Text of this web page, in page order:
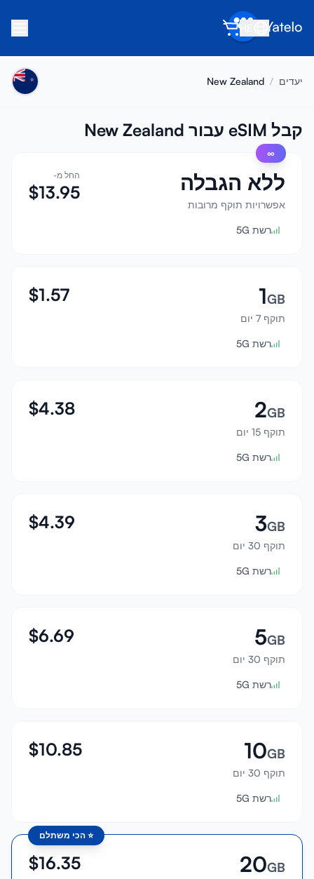
אודות
הרוויח
הפנה חבר
הפוך לשותף
מרכז עזרה
תאימות מכשירים
התחבר
יעדים /
New Zealand
קבל eSIM עבור New Zealand
∞
ללא הגבלה
אפשרויות תוקף מרובות
החל מ-
$13.95
רשת 5G
1GB
תוקף 7 יום
$1.57
רשת 5G
2GB
תוקף 15 יום
$4.38
רשת 5G
3GB
תוקף 30 יום
$4.39
רשת 5G
5GB
תוקף 30 יום
$6.69
רשת 5G
10GB
תוקף 30 יום
$10.85
רשת 5G
⭐ הכי משתלם
20GB
$16.35